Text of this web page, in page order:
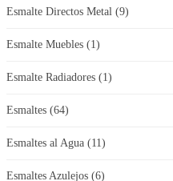
Esmalte Directos Metal (9)
Esmalte Muebles (1)
Esmalte Radiadores (1)
Esmaltes (64)
Esmaltes al Agua (11)
Esmaltes Azulejos (6)